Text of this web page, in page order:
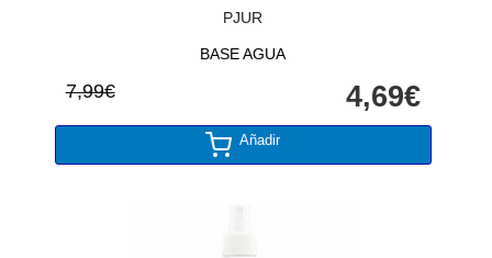
PJUR
BASE AGUA
7,99€ 4,69€
Añadir